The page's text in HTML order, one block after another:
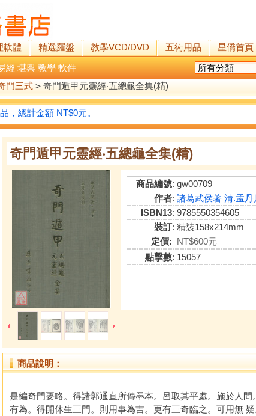
軟體 精選羅盤 教學VCD/DVD 五術用品
星僑首頁
經 堪輿 教學 軟件
門三式 > 奇門遁甲元靈經‧五總龜全集(精)
，總計金額 NT$0元。
奇門遁甲元靈經‧五總龜全集(精)
商品編號: gw00709
作者: 諸葛武侯著 清.孟丹
ISBN13: 9785550354605
裝訂: 精裝158x214mm
定價: NT$600元
點擊數: 15057
商品說明：
是編奇門要略。得諸郭通直所傳墨本。呂取其平處。施於人
有為。得開休生三門。則用事為吉。更有三奇臨之。可用無